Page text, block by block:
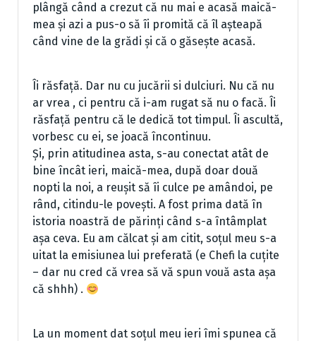
plângă când a crezut că nu mai e acasă maică-
mea și azi a pus-o să îi promită că îl așteapă
când vine de la grădi și că o găsește acasă.
Îi răsfață. Dar nu cu jucării si dulciuri. Nu că nu
ar vrea , ci pentru că i-am rugat să nu o facă. Îi
răsfață pentru că le dedică tot timpul. Îi ascultă,
vorbesc cu ei, se joacă încontinuu.
Și, prin atitudinea asta, s-au conectat atât de
bine încât ieri, maică-mea, după doar două
nopti la noi, a reușit să îi culce pe amândoi, pe
rând, citindu-le povești. A fost prima dată în
istoria noastră de părinți când s-a întâmplat
așa ceva. Eu am călcat și am citit, soțul meu s-a
uitat la emisiunea lui preferată (e Chefi la cuțite
– dar nu cred că vrea să vă spun vouă asta așa
că shhh) .
La un moment dat soțul meu ieri îmi spunea că